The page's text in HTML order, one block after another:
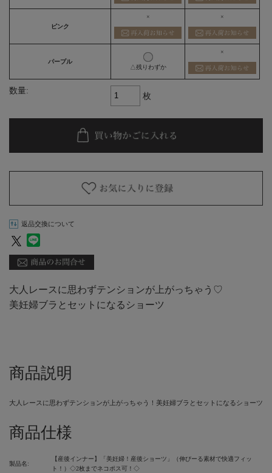
ピンク
× ×
パープル
△残りわずか
×
数量:
枚
返品交換について
大人レースに思わずテンションが上がっちゃう♡
美妊婦ブラとセットになるショーツ
商品説明
大人レースに思わずテンションが上がっちゃう！美妊婦ブラとセットになるショーツ
商品仕様
製品名:
【産後インナー】「美妊婦！産後ショーツ」（伸びーる素材で快適フィッ
ト！）◇2枚までネコポス可！◇